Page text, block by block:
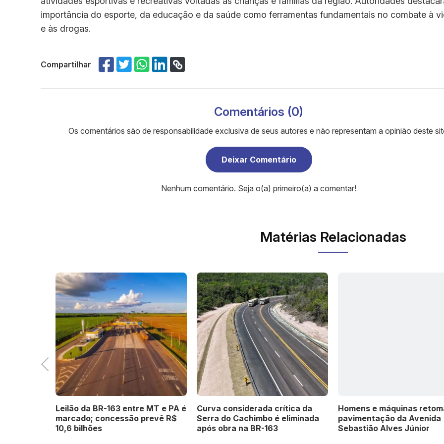
importância do esporte, da educação e da saúde como ferramentas fundamentais no combate à
e às drogas.
Compartilhar
Comentários (0)
Os comentários são de responsabilidade exclusiva de seus autores e não representam a opinião deste
Deixar Comentário
Nenhum comentário. Seja o(a) primeiro(a) a comentar!
Matérias Relacionadas
Previous
Leilão da BR-163 entre MT e PA é
marcado; concessão prevê R$
10,6 bilhões
Curva considerada crítica da
Serra do Cachimbo é eliminada
após obra na BR-163
Homens e máquinas
pavimentação da Avenida
Sebastião Alves Júnior